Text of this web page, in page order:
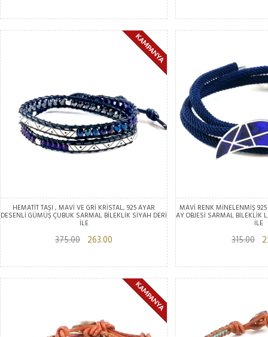
HEMATİT TAŞI , MAVİ VE GRİ KRİSTAL, 925 AYAR
DESENLİ GÜMÜŞ ÇUBUK SARMAL BİLEKLİK SİYAH DERİ
İLE
375.00 263.00
MAVİ RENK MİNELENMİŞ
AY OBJESİ SARMAL BİLEKLİK
İLE
315.00